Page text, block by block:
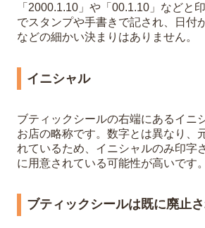
「2000.1.10」や「00.1.10」などと
でスタンプや手書きで記され、日付
などの細かい決まりはありません。
イニシャル
ブティックシールの右端にあるイニ
お店の略称です。数字とは異なり、
れているため、イニシャルのみ印字
に用意されている可能性が高いです。
ブティックシールは既に廃止